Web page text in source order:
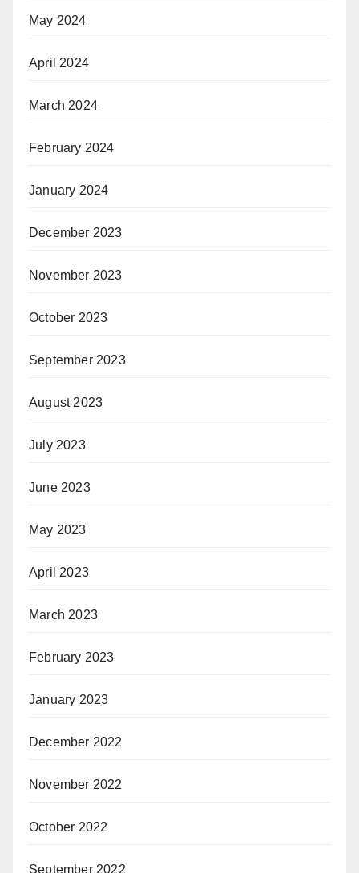
May 2024
April 2024
March 2024
February 2024
January 2024
December 2023
November 2023
October 2023
September 2023
August 2023
July 2023
June 2023
May 2023
April 2023
March 2023
February 2023
January 2023
December 2022
November 2022
October 2022
September 2022